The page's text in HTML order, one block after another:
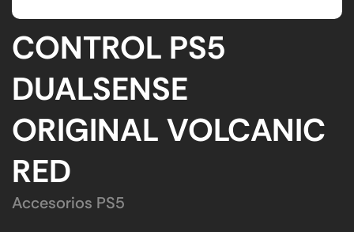
CONTROL PS5
DUALSENSE
ORIGINAL VOLCANIC
RED
Accesorios PS5